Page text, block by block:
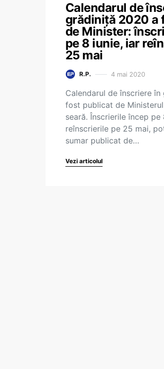
Calendarul de
grădiniță 2020 a
de Minister:
pe 8 iunie, iar
25 mai
R.P. 4 mai 2020
Calendarul de înscriere
fost publicat de
seară. Înscrierile încep pe
reînscrierile pe 25 mai,
sumar publicat de…
Vezi articolul